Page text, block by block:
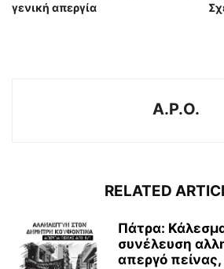
γενική απεργία
A.P.O.
RELATED
Πάτρα:
συνέλευση
απεργό